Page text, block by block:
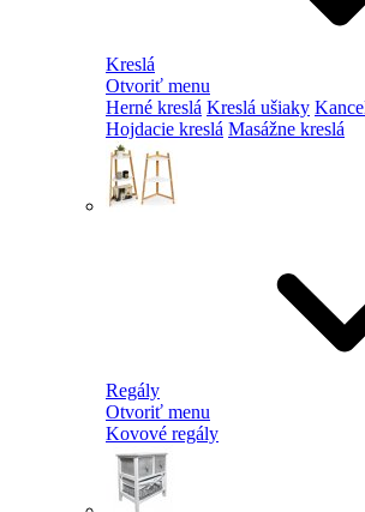
Kreslá
Otvoriť menu
Herné kreslá Kreslá ušiaky
Hojdacie kreslá Masážne kreslá
Regály
Otvoriť menu
Kovové regály